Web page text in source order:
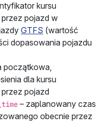
kursu
pojazd w
GTFS (wartość
dopasowania pojazdu
początkowa,
dla kursu
pojazd
– zaplanowany czas
obecnie przez